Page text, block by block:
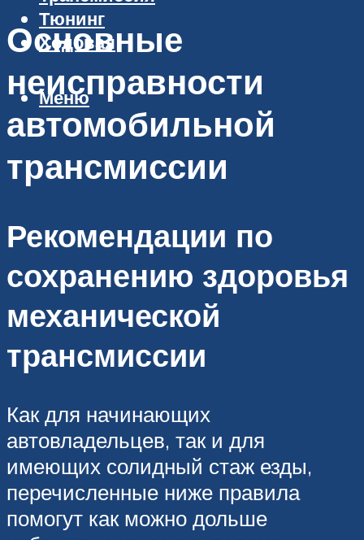
Тюнинг
Ходовая
Меню
Основные
неисправности
автомобильной
трансмиссии
Рекомендации по
сохранению здоровья
механической
трансмиссии
Как для начинающих
автовладельцев, так и для
имеющих солидный стаж езды,
перечисленные ниже правила
помогут как можно дольше